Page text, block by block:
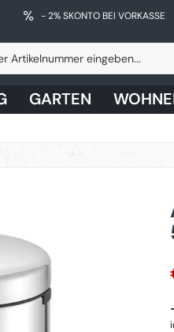
- 2% SKONTO BEI VORKASSE
GARTEN